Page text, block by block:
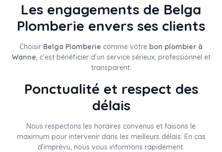
Les engagements de Belga
Plomberie envers ses clients
Choisir Belga Plomberie comme votre bon plombier à
Wanne, c’est bénéficier d’un service sérieux, professionnel et
transparent.
Ponctualité et respect des
délais
Nous respectons les horaires convenus et faisons le
maximum pour intervenir dans les meilleurs délais. En cas
d’imprévu, nous vous informons rapidement.